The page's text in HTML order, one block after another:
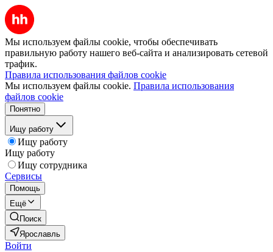
Мы используем файлы cookie, чтобы обеспечивать
правильную работу нашего веб-сайта и анализировать сетевой
трафик.
Правила использования файлов cookie
Мы используем файлы cookie. Правила использования
файлов cookie
Понятно
Ищу работу
Ищу работу
Ищу работу
Ищу сотрудника
Сервисы
Помощь
Ещё
Поиск
Ярославль
Войти